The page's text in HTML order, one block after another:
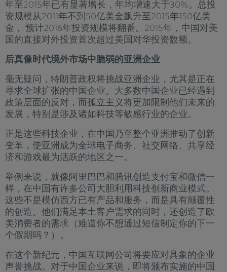
年至2015年已有显著增长，年均增速大于30%。总投
资规模从2011年不到50亿美金飙升至2015年150亿美
金， 预计2016年投资规模将翻番。2015年，中国对美
国的直接对外投资首次超过美国对华投资数额。
后真像时代境外市场中脆弱的亚洲企业
毫无疑问，特朗普政权将挑战亚洲企业，尤其是正在
寻求全球扩张的中国企业。大多数中国企业已经遇到
政策层面的反对，而孤立主义将更加限制他们未来的
发展，特别是涉及诸如科技等敏感行业的企业。
正是这些科技企业，在中国乃至整个亚洲推动了创新
变革，使亚洲成为全球电子商务、社交网络、共享经
济和游戏最为活跃的地区之一。
举例来说，就像阿里巴巴和腾讯创造支付宝和微信一
样，在中国有许多公司大胆利用科技创新商业模式。
这些不是模仿西方已有产品和服务，而是具有颠覆性
的创造。他们满足本土客户需求的同时，还创造了欧
美消费者的需求（难道你不想通过短信制定你的下一
个假期吗？）。
在这个新纪元，中国互联网公司将要应对具象的企业
声誉挑战。对于中国企业来说，即将颁布实施的中国